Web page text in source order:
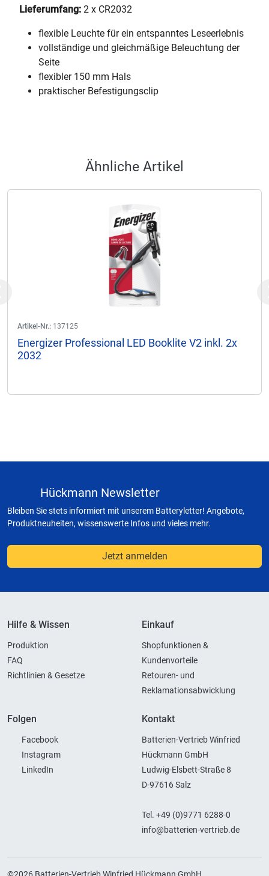
Lieferumfang: 2 x CR2032
flexible Leuchte für ein entspanntes Leseerlebnis
vollständige und gleichmäßige Beleuchtung der
Seite
flexibler 150 mm Hals
praktischer Befestigungsclip
Ähnliche Artikel
Artikel-Nr.: 137125
Energizer Professional LED Booklite V2 inkl. 2x
2032
Hückmann Newsletter
Bleiben Sie stets informiert mit unserem Batteryletter! Angebote,
Produktneuheiten, wissenswerte Infos und vieles mehr.
Jetzt anmelden
Hilfe & Wissen
Produktion
FAQ
Richtlinien & Gesetze
Einkauf
Shopfunktionen &
Kundenvorteile
Retouren- und
Reklamationsabwicklung
Folgen
Facebook
Instagram
LinkedIn
Kontakt
Batterien-Vertrieb Winfried
Hückmann GmbH
Ludwig-Elsbett-Straße 8
D-97616 Salz
Tel. +49 (0)9771 6288-0
info@batterien-vertrieb.de